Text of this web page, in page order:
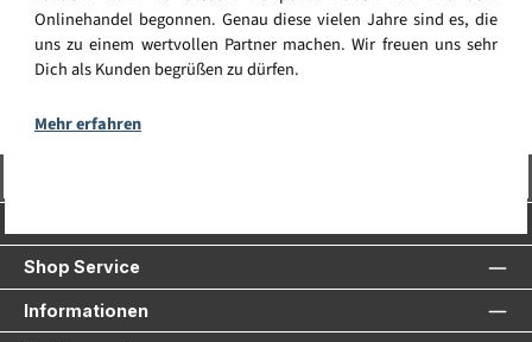
Onlinehandel begonnen. Genau diese vielen Jahre sind es, die
uns zu einem wertvollen Partner machen. Wir freuen uns sehr
Dich als Kunden begrüßen zu dürfen.
Mehr erfahren
Shop Service
Informationen